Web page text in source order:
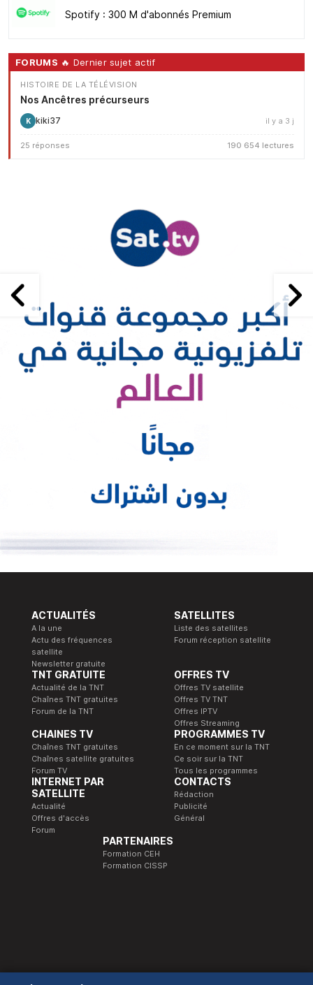
Spotify : 300 M d'abonnés Premium
FORUMS 🔥 Dernier sujet actif
HISTOIRE DE LA TÉLÉVISION
Nos Ancêtres précurseurs
K kiki37 il y a 3 j
25 réponses 190 654 lectures
ACTUALITÉS
A la une
Actu des fréquences
satellite
Newsletter gratuite
SATELLITES
Liste des satellites
Forum réception satellite
TNT GRATUITE
Actualité de la TNT
Chaînes TNT gratuites
Forum de la TNT
OFFRES TV
Offres TV satellite
Offres TV TNT
Offres IPTV
Offres Streaming
CHAINES TV
Chaînes TNT gratuites
Chaînes satellite gratuites
Forum TV
PROGRAMMES TV
En ce moment sur la TNT
Ce soir sur la TNT
Tous les programmes
INTERNET PAR
SATELLITE
Actualité
Offres d'accès
Forum
CONTACTS
Rédaction
Publicité
Général
PARTENAIRES
Formation CEH
Formation CISSP